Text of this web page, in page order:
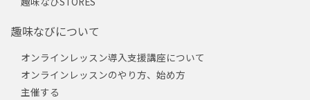
趣味なびについて
オンラインレッスン導入支援講座について
オンラインレッスンのやり方、始め方
主催する